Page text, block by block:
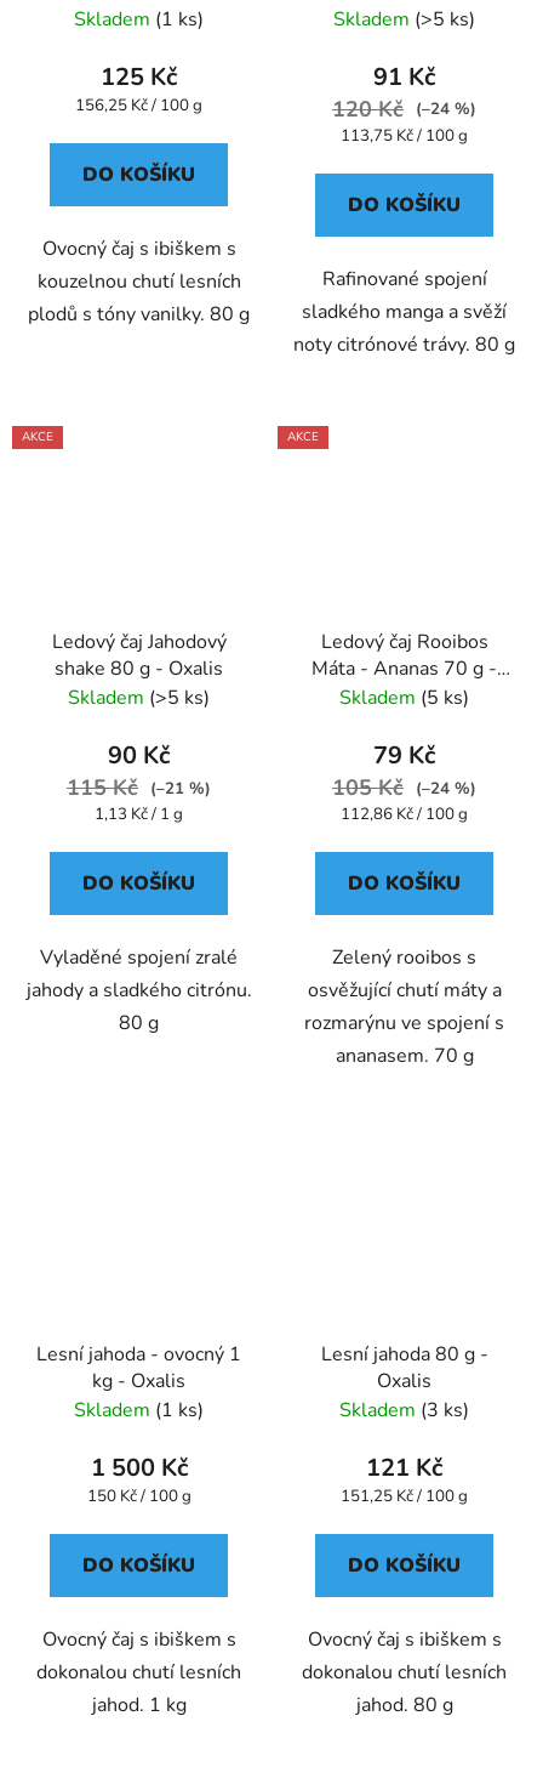
Skladem (1 ks)
125 Kč
Měrná
156,25 Kč / 100 g
DO KOŠÍKU
Ovocný čaj s ibiškem s
kouzelnou chutí lesních
plodů s tóny vanilky. 80 g
Skladem (>5 ks)
91 Kč
120 Kč
(–24 %)
Měrná
113,75 Kč / 100 g
DO KOŠÍKU
Rafinované spojení
sladkého manga a svěží
noty citrónové trávy. 80 g
AKCE
Ledový čaj Jahodový
shake 80 g - Oxalis
Skladem (>5 ks)
90 Kč
115 Kč
(–21 %)
Měrná
1,13 Kč / 1 g
DO KOŠÍKU
Vyladěné spojení zralé
jahody a sladkého citrónu.
80 g
AKCE
Ledový čaj Rooibos
Máta - Ananas 70 g -
Oxalis
Skladem (5 ks)
79 Kč
105 Kč
(–24 %)
Měrná
112,86 Kč / 100 g
DO KOŠÍKU
Zelený rooibos s
osvěžující chutí máty a
rozmarýnu ve spojení s
ananasem. 70 g
Lesní jahoda - ovocný 1
kg - Oxalis
Skladem (1 ks)
1 500 Kč
Měrná
150 Kč / 100 g
DO KOŠÍKU
Ovocný čaj s ibiškem s
dokonalou chutí lesních
jahod. 1 kg
Lesní jahoda 80 g -
Oxalis
Skladem (3 ks)
121 Kč
Měrná
151,25 Kč / 100 g
DO KOŠÍKU
Ovocný čaj s ibiškem s
dokonalou chutí lesních
jahod. 80 g